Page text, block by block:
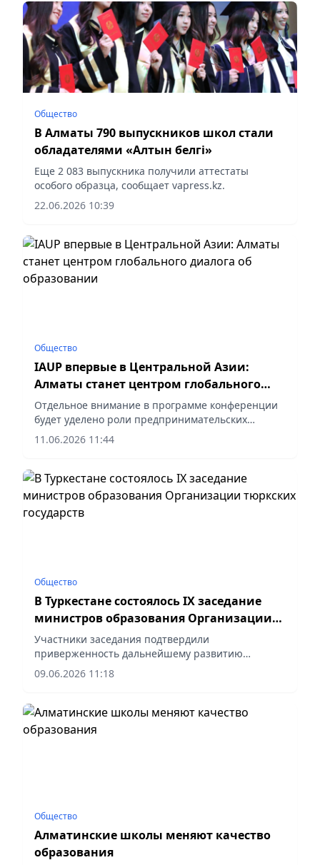
Общество
В Алматы 790 выпускников школ стали
обладателями «Алтын белгі»
Еще 2 083 выпускника получили аттестаты
особого образца, сообщает vapress.kz.
22.06.2026 10:39
Общество
IAUP впервые в Центральной Азии:
Алматы станет центром глобального
диалога об образовании
Отдельное внимание в программе конференции
будет уделено роли предпринимательских
университетов в экономической и социальной
трансформации, сообщает vapress.kz
11.06.2026 11:44
Общество
В Туркестане состоялось ІХ заседание
министров образования Организации
тюркских государств
Участники заседания подтвердили
приверженность дальнейшему развитию
взаимодействия в сфере образования и науки,
сообщает vapress.kz.
09.06.2026 11:18
Общество
Алматинские школы меняют качество
образования